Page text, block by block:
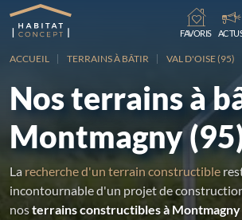
FAVORIS
ACCUEIL TERRAINS À BÂTIR VAL D'OISE (95)
Nos terrains à
Montmagny
La recherche d'un terrain constructible
incontournable d'un projet de
nosterrains constructibles à Montmagny